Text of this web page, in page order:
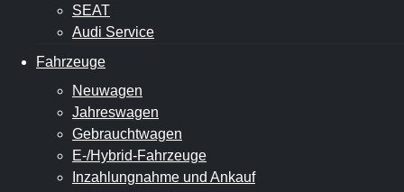
SEAT
Audi Service
Fahrzeuge
Neuwagen
Jahreswagen
Gebrauchtwagen
E-/Hybrid-Fahrzeuge
Inzahlungnahme und Ankauf